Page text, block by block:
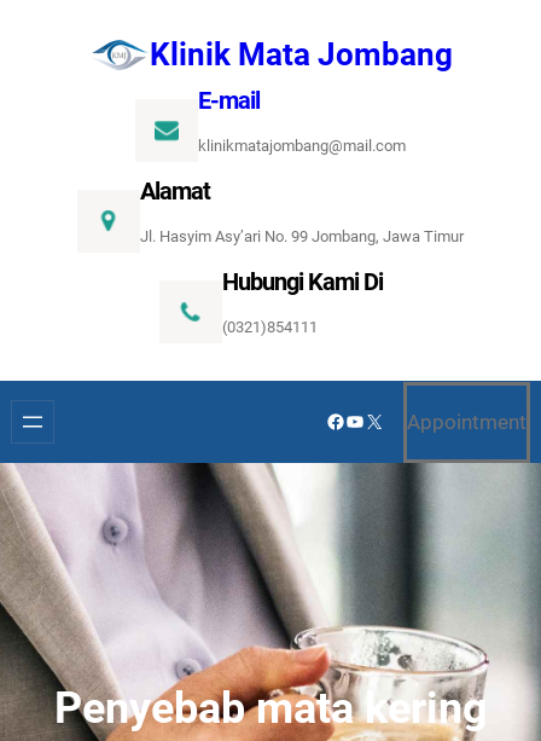
Klinik Mata Jombang
E-mail
klinikmatajombang@mail.com
Alamat
Jl. Hasyim Asy’ari No. 99 Jombang, Jawa Timur
Hubungi Kami Di
(0321)854111
Facebook
YouTube
X Appointment
Penyebab mata kering